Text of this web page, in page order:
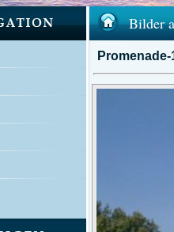
Bilder
Promenade-